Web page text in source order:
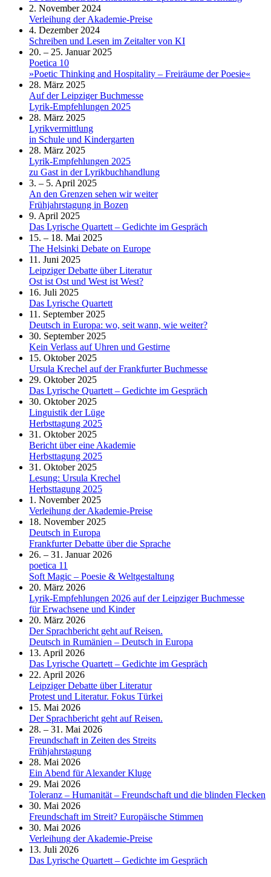
2. November 2024
Verleihung der Akademie-Preise
4. Dezember 2024
Schreiben und Lesen im Zeitalter von KI
20. – 25. Januar 2025
Poetica 10
»Poetic Thinking and Hospitality – Freiräume der Poesie«
28. März 2025
Auf der Leipziger Buchmesse
Lyrik-Empfehlungen 2025
28. März 2025
Lyrikvermittlung
in Schule und Kindergarten
28. März 2025
Lyrik-Empfehlungen 2025
zu Gast in der Lyrikbuchhandlung
3. – 5. April 2025
An den Grenzen sehen wir weiter
Frühjahrstagung in Bozen
9. April 2025
Das Lyrische Quartett – Gedichte im Gespräch
15. – 18. Mai 2025
The Helsinki Debate on Europe
11. Juni 2025
Leipziger Debatte über Literatur
Ost ist Ost und West ist West?
16. Juli 2025
Das Lyrische Quartett
11. September 2025
Deutsch in Europa: wo, seit wann, wie weiter?
30. September 2025
Kein Verlass auf Uhren und Gestirne
15. Oktober 2025
Ursula Krechel auf der Frankfurter Buchmesse
29. Oktober 2025
Das Lyrische Quartett – Gedichte im Gespräch
30. Oktober 2025
Linguistik der Lüge
Herbsttagung 2025
31. Oktober 2025
Bericht über eine Akademie
Herbsttagung 2025
31. Oktober 2025
Lesung: Ursula Krechel
Herbsttagung 2025
1. November 2025
Verleihung der Akademie-Preise
18. November 2025
Deutsch in Europa
Frankfurter Debatte über die Sprache
26. – 31. Januar 2026
poetica 11
Soft Magic – Poesie & Weltgestaltung
20. März 2026
Lyrik-Empfehlungen 2026 auf der Leipziger Buchmesse
für Erwachsene und Kinder
20. März 2026
Der Sprachbericht geht auf Reisen.
Deutsch in Rumänien – Deutsch in Europa
13. April 2026
Das Lyrische Quartett – Gedichte im Gespräch
22. April 2026
Leipziger Debatte über Literatur
Protest und Literatur. Fokus Türkei
15. Mai 2026
Der Sprachbericht geht auf Reisen.
28. – 31. Mai 2026
Freundschaft in Zeiten des Streits
Frühjahrstagung
28. Mai 2026
Ein Abend für Alexander Kluge
29. Mai 2026
Toleranz – Humanität – Freundschaft und die blinden Flecken
30. Mai 2026
Freundschaft im Streit? Europäische Stimmen
30. Mai 2026
Verleihung der Akademie-Preise
13. Juli 2026
Das Lyrische Quartett – Gedichte im Gespräch